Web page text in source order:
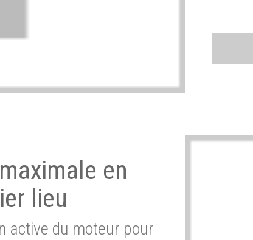
en
lieu
active du moteur pour